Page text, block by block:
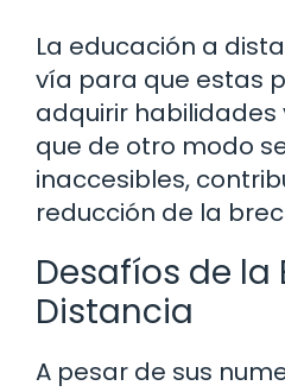
La educación a
vía para que estas
adquirir
que de otro modo
inaccesibles,
reducción de la
Desafíos de la
Distancia
A pesar de sus